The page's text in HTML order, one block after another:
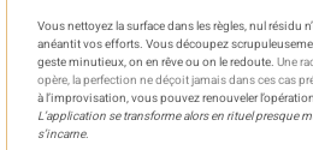
Vous nettoyez la surface dans les règles, nul résidu
anéantit vos efforts. Vous découpez
geste minutieux, on en rêve ou on le redoute. Une
opère, la perfection ne déçoit jamais dans ces cas
à l’improvisation, vous pouvez renouveler
L’application se transforme alors en rituel presque
s’incarne.